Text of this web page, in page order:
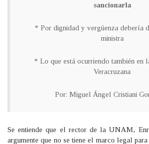
sancionarla
* Por dignidad y vergüenza debería
ministra
* Lo que está ocurriendo también en
Veracruzana
Por: Miguel Ángel Cristiani
Se entiende que el rector de la UNAM,
argumente que no se tiene el marco legal